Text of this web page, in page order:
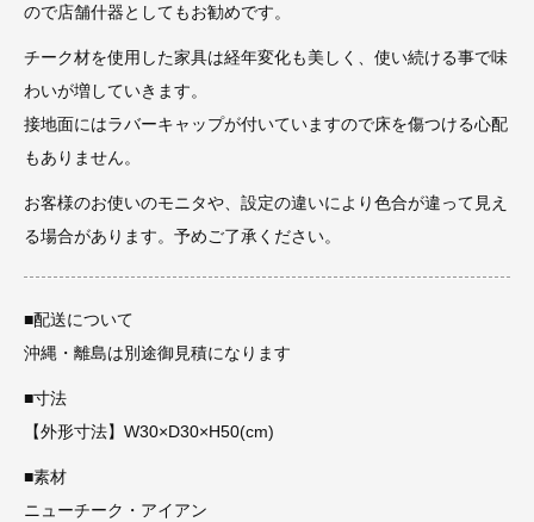
ので店舗什器としてもお勧めです。
チーク材を使用した家具は経年変化も美しく、使い続ける事で味
わいが増していきます。
接地面にはラバーキャップが付いていますので床を傷つける心配
もありません。
お客様のお使いのモニタや、設定の違いにより色合が違って見え
る場合があります。予めご了承ください。
■配送について
沖縄・離島は別途御見積になります
■寸法
【外形寸法】W30×D30×H50(cm)
■素材
ニューチーク・アイアン